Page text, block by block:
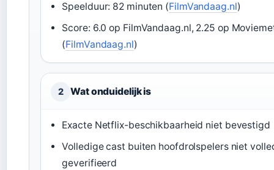
Speelduur: 82 minuten (FilmVandaag.nl)
Score: 6.0 op FilmVandaag.nl, 2.25 op
(FilmVandaag.nl)
2 Wat onduidelijk is
Exacte Netflix-beschikbaarheid niet bevestigd
Volledige cast buiten hoofdrolspelers niet
geverifieerd